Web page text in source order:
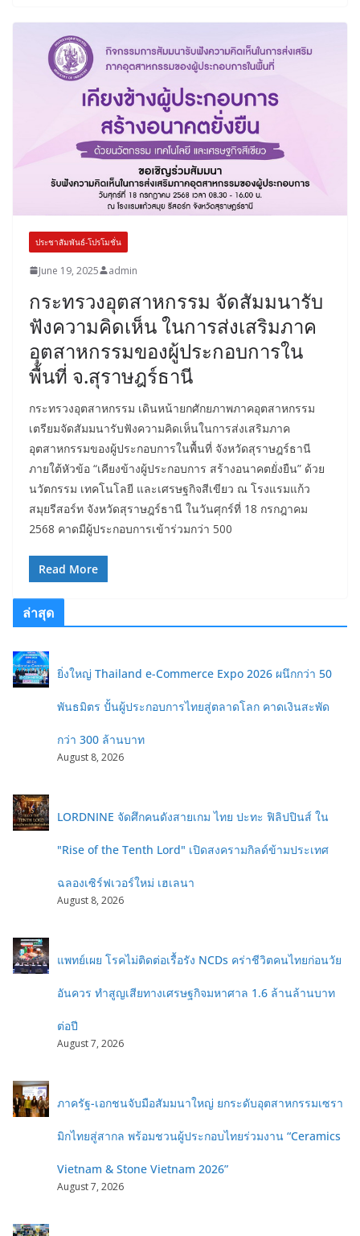
ประชาสัมพันธ์-โปรโมชั่น
June 19, 2025 admin
กระทรวงอุตสาหกรรม จัดสัมมนารับ
ฟังความคิดเห็น ในการส่งเสริมภาค
อุตสาหกรรมของผู้ประกอบการใน
พื้นที่ จ.สุราษฎร์ธานี
กระทรวงอุตสาหกรรม เดินหน้ายกศักยภาพภาคอุตสาหกรรม
เตรียมจัดสัมมนารับฟังความคิดเห็นในการส่งเสริมภาค
อุตสาหกรรมของผู้ประกอบการในพื้นที่ จังหวัดสุราษฎร์ธานี
ภายใต้หัวข้อ “เคียงข้างผู้ประกอบการ สร้างอนาคตยั่งยืน” ด้วย
นวัตกรรม เทคโนโลยี และเศรษฐกิจสีเขียว ณ โรงแรมแก้ว
สมุยรีสอร์ท จังหวัดสุราษฎร์ธานี ในวันศุกร์ที่ 18 กรกฎาคม
2568 คาดมีผู้ประกอบการเข้าร่วมกว่า 500
Read More
ล่าสุด
ยิ่งใหญ่ Thailand e-Commerce Expo 2026 ผนึกกว่า 50
พันธมิตร ปั้นผู้ประกอบการไทยสู่ตลาดโลก คาดเงินสะพัด
กว่า 300 ล้านบาท
August 8, 2026
LORDNINE จัดศึกคนดังสายเกม ไทย ปะทะ ฟิลิปปินส์ ใน
"Rise of the Tenth Lord" เปิดสงครามกิลด์ข้ามประเทศ
ฉลองเซิร์ฟเวอร์ใหม่ เฮเลนา
August 8, 2026
แพทย์เผย โรคไม่ติดต่อเรื้อรัง NCDs คร่าชีวิตคนไทยก่อนวัย
อันควร ทำสูญเสียทางเศรษฐกิจมหาศาล 1.6 ล้านล้านบาท
ต่อปี
August 7, 2026
ภาครัฐ-เอกชนจับมือสัมมนาใหญ่ ยกระดับอุตสาหกรรมเซรา
มิกไทยสู่สากล พร้อมชวนผู้ประกอบไทยร่วมงาน “Ceramics
Vietnam & Stone Vietnam 2026”
August 7, 2026